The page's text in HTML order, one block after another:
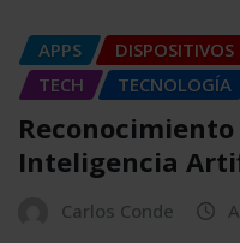
APPS DISPOSITIVOS
TECH
TECNOLOGÍA
Inteligencia
Carlos Conde